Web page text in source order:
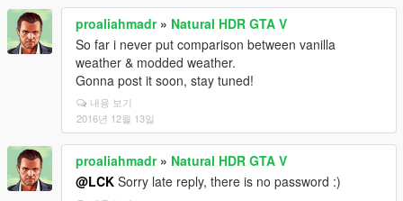
proaliahmadr» Natural HDR GTA V
So far i never put comparison between vanilla
weather & modded weather.
Gonna post it soon, stay tuned!
내용 보기
2016년 12월 13일
proaliahmadr» Natural HDR GTA V
@LCK Sorry late reply, there is no password :)